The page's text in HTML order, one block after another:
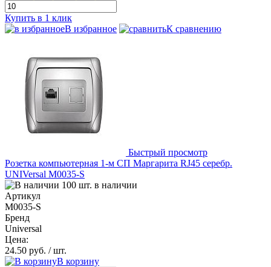
Купить в 1 клик
В избранное
К сравнению
Быстрый просмотр
Розетка компьютерная 1-м СП Маргарита RJ45 серебр.
UNIVersal М0035-S
100 шт. в наличии
Артикул
М0035-S
Бренд
Universal
Цена:
24.50 руб. / шт.
В корзину